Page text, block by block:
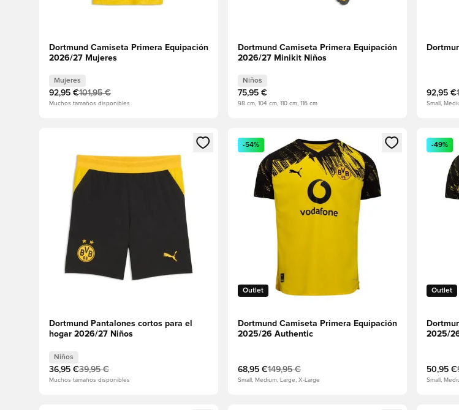
Dortmund Camiseta Primera Equipación
2026/27 Mujeres
Mujeres
92,95 €101,95 €
Muchos tamaños disponibles
Dortmund Camiseta Primera Equipación
2026/27 Minikit Niños
Niños
75,95 €
98 cm, 104 cm, 110 cm, 116 cm
92,95 €
Small,
Abre un modal para iniciar sesión o registrarse como miembro
Dortmund Pantalones cortos para el
hogar 2026/27 Niños
Niños
36,95 €39,95 €
Muchos tamaños disponibles
Abre un modal para iniciar sesión o registrarse como
Outlet
-54%
Dortmund Camiseta Primera Equipación
2025/26 Authentic
68,95 €149,95 €
Small, Medium, Large, X-Large
Abre
Outlet
-49%
2025/
50,95 €
Small,